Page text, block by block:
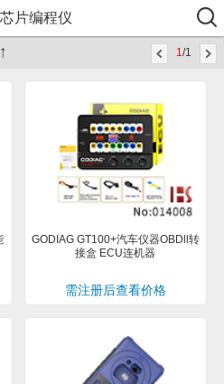
片编程仪
1/1
GODIAG GT100+汽车仪器OBDll转
接盒 ECU连机器
需注册后查看价格